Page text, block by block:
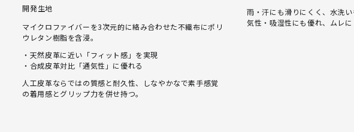
開発生地
マイクロファイバーを3次元的に絡み合わせた不織布にポリ
ウレタン樹脂を含浸。
・天然皮革に近い「フィット感」を実現
・合成皮革対比「通気性」に優れる
人工皮革ならではの質感と耐久性、しなやかなで素手感覚
の着用感とグリップ力を併せ持つ。
雨・汗にも滑りにくく、水洗
気性・吸湿性にも優れ、ムレに